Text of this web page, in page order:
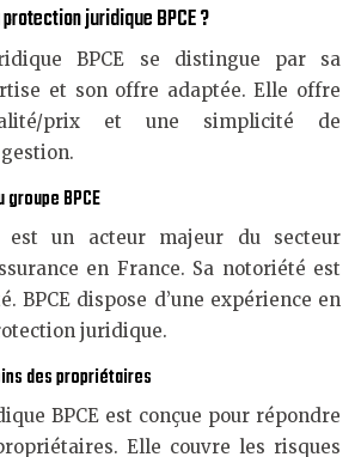
juridique BPCE ?
BPCE se distingue par sa
et son offre adaptée. Elle offre
prix et une simplicité de
BPCE
est un acteur majeur du secteur
en France. Sa notoriété est
BPCE dispose d’une expérience en
juridique.
des propriétaires
BPCE est conçue pour répondre
Elle couvre les risques